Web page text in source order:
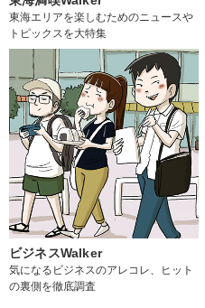
東海エリアを楽しむためのニュースや
トピックスを大特集
ビジネスWalker
気になるビジネスのアレコレ、ヒット
の裏側を徹底調査